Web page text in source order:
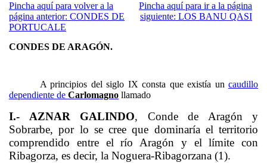
Pincha aquí para volver a la
página anterior: CONDES DE
PORTUCALE
Pincha aquí para ir a la página
siguiente: LOS BANU QASI
CONDES DE ARAGÓN.
A principios del siglo IX consta que existía uncaudillo
dependiente de Carlomagno llamado
I.- AZNAR GALINDO, Conde de Aragón y
Sobrarbe, por lo se cree que dominaría el territorio
comprendido entre el río Aragón y el límite con
Ribagorza, es decir, la Noguera-Ribagorzana (1).